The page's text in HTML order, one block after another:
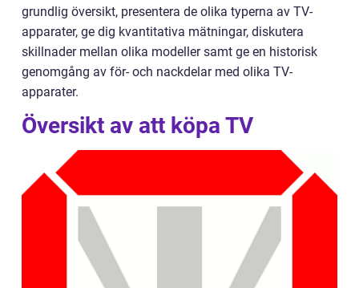
grundlig översikt, presentera de olika typerna av TV-
apparater, ge dig kvantitativa mätningar, diskutera
skillnader mellan olika modeller samt ge en historisk
genomgång av för- och nackdelar med olika TV-
apparater.
Översikt av att köpa TV